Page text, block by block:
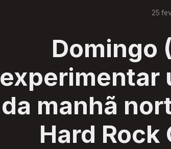
25
Domingo
experimentar
da manhã
Hard